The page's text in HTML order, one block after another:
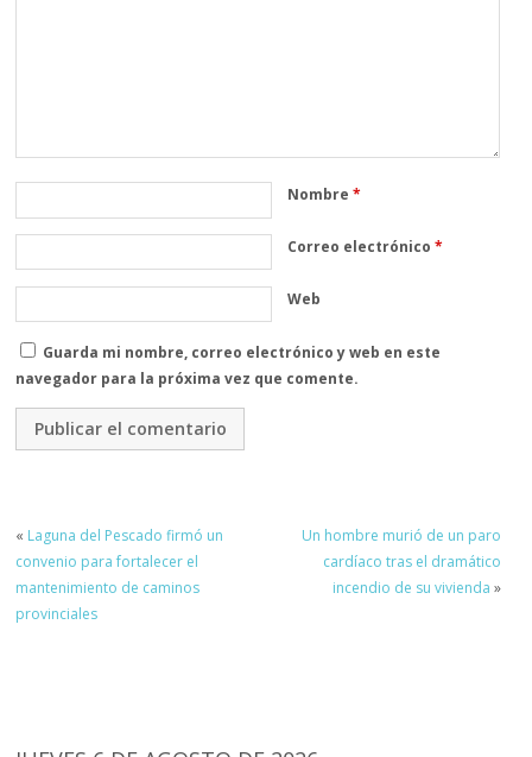
Nombre*
Correo electrónico*
Web
Guarda mi nombre, correo electrónico y web en este
navegador para la próxima vez que comente.
« Laguna del Pescado firmó un
convenio para fortalecer el
mantenimiento de caminos
provinciales
Un hombre murió de un paro
cardíaco tras el dramático
incendio de su vivienda »